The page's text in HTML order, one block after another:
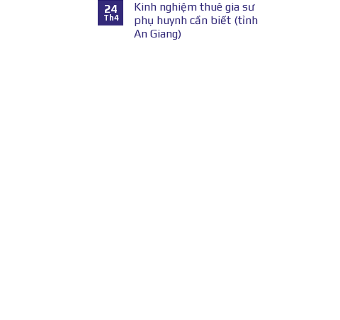
24
Th4
Kinh nghiệm thuê gia sư
phụ huynh cần biết (tỉnh
An Giang)